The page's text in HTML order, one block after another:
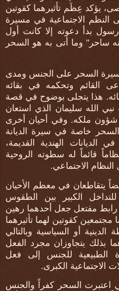
يؤكد عِظَم تأثيرهما كقوتين
النظم الاجتماعية في مسيرة
بدأ دعوته إلا كانت أول
ساحر" وما أتى به هو السحر
السحر على الجنس ومدى
القائم وتحكمه في بقائه
هذا يتجلى بوضوح في قصة
الله سليمان الذي استعان
ملكه. وفي أحيان أخرى
خاصة في سيرة الديانة
الديانات الهندية القديمة،
قائماً له سطوته الروحية
الاجتماعي.
يتقاطعان في معظم الأحيان
الكبير بين الطقوس
رابط مفتعل جعل أحدهما رهين
مجتمعين كقوتين لهما تأثيرهما
أو السياسية وبالتالي
بذلك يتجاوزان مجرد الفعل
الطبيعية للجنس إلى فعل
الاجتماعية الكبرى.
اعتبرت السحر كفراً والجنس